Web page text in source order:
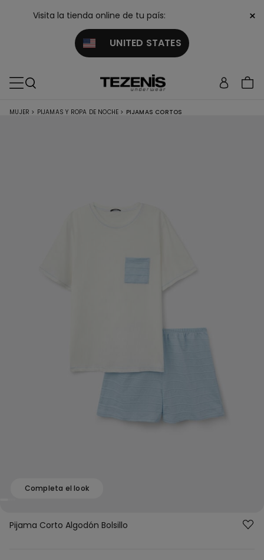
Visita la tienda online de tu país:
UNITED STATES
×
MUJER > PIJAMAS Y ROPA DE NOCHE > PIJAMAS CORTOS
Completa el look
Pijama Corto Algodón Bolsillo